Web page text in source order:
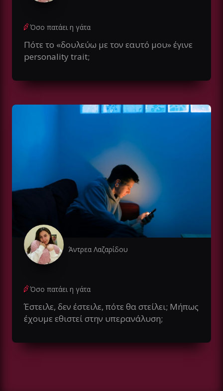
Όσο πατάει η γάτα
Πότε το «δουλεύω με τον εαυτό μου» έγινε
personality trait;
Άντρεα Λαζαρίδου
Όσο πατάει η γάτα
Έστειλε, δεν έστειλε, πότε θα στείλει; Μήπως
έχουμε εθιστεί στην υπερανάλυση;